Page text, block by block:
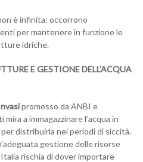
è infinita: occorrono
per mantenere in funzione le
idriche.
E GESTIONE DELL’ACQUA
promosso da ANBI e
a immagazzinare l’acqua in
distribuirla nei periodi di siccità.
gestione delle risorse
rischia di dover importare